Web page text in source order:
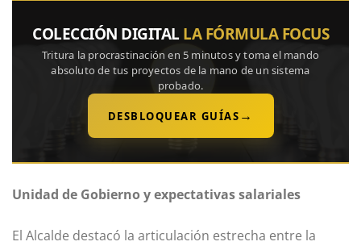
COLECCIÓN DIGITAL LA FÓRMULA FOCUS
Tritura la procrastinación en 5 minutos y toma el mando
absoluto de tus proyectos de la mano de un sistema
probado.
DESBLOQUEAR GUÍAS →
Unidad de Gobierno y expectativas salariales
El Alcalde destacó la articulación estrecha entre la